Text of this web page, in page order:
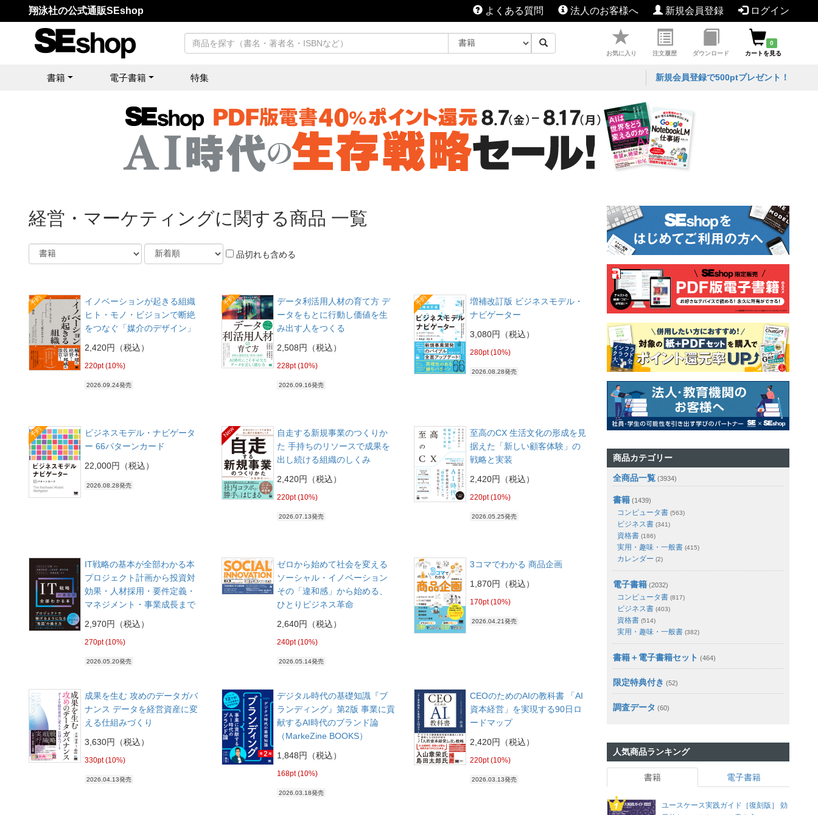
翔泳社の公式通販SEshop よくある質問 法人のお客様へ 新規会員登録 ログイン
お気に入り 注文履歴 ダウンロード
0
カートを見る
書籍 電子書籍 特集 新規会員登録で500ptプレゼント！
経営・マーケティングに関する商品 一覧
品切れも含める
予約
イノベーションが起きる組織
ヒト・モノ・ビジョンで断絶
をつなぐ「媒介のデザイン」
2,420円（税込）
220pt (10%)
2026.09.24発売
予約
データ利活用人材の育て方 デ
ータをもとに行動し価値を生
み出す人をつくる
2,508円（税込）
228pt (10%)
2026.09.16発売
予約
増補改訂版 ビジネスモデル・
ナビゲーター
3,080円（税込）
280pt (10%)
2026.08.28発売
予約
ビジネスモデル・ナビゲータ
ー 66パターンカード
22,000円（税込）
2026.08.28発売
New
自走する新規事業のつくりか
た 手持ちのリソースで成果を
出し続ける組織のしくみ
2,420円（税込）
220pt (10%)
2026.07.13発売
至高のCX 生活文化の形成を見
据えた「新しい顧客体験」の
戦略と実装
2,420円（税込）
220pt (10%)
2026.05.25発売
IT戦略の基本が全部わかる本
プロジェクト計画から投資対
効果・人材採用・要件定義・
マネジメント・事業成長まで
2,970円（税込）
270pt (10%)
2026.05.20発売
ゼロから始めて社会を変える
ソーシャル・イノベーション
その「違和感」から始める、
ひとりビジネス革命
2,640円（税込）
240pt (10%)
2026.05.14発売
3コマでわかる 商品企画
1,870円（税込）
170pt (10%)
2026.04.21発売
成果を生む 攻めのデータガバ
ナンス データを経営資産に変
える仕組みづくり
3,630円（税込）
330pt (10%)
2026.04.13発売
デジタル時代の基礎知識『ブ
ランディング』第2版 事業に貢
献するAI時代のブランド論
（MarkeZine BOOKS）
1,848円（税込）
168pt (10%)
2026.03.18発売
CEOのためのAIの教科書 「AI
資本経営」を実現する90日ロ
ードマップ
2,420円（税込）
220pt (10%)
2026.03.13発売
商品カテゴリー
全商品一覧 (3934)
書籍 (1439)
コンピュータ書 (563)
ビジネス書 (341)
資格書 (186)
実用・趣味・一般書 (415)
カレンダー (2)
電子書籍 (2032)
コンピュータ書 (817)
ビジネス書 (403)
資格書 (514)
実用・趣味・一般書 (382)
書籍＋電子書籍セット (464)
限定特典付き (52)
調査データ (60)
人気商品ランキング
書籍 電子書籍
ユースケース実践ガイド［復刻版］ 効